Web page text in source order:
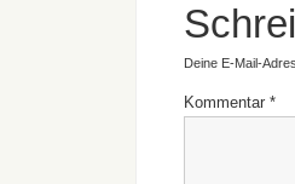
Deine E-Mail-
Kommentar *